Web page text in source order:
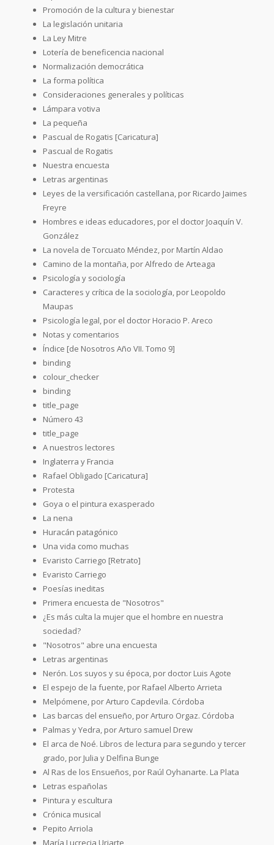
Promoción de la cultura y bienestar
La legislación unitaria
La Ley Mitre
Lotería de beneficencia nacional
Normalización democrática
La forma política
Consideraciones generales y políticas
Lámpara votiva
La pequeña
Pascual de Rogatis [Caricatura]
Pascual de Rogatis
Nuestra encuesta
Letras argentinas
Leyes de la versificación castellana, por Ricardo Jaimes
Freyre
Hombres e ideas educadores, por el doctor Joaquín V.
González
La novela de Torcuato Méndez, por Martín Aldao
Camino de la montaña, por Alfredo de Arteaga
Psicología y sociología
Caracteres y crítica de la sociología, por Leopoldo
Maupas
Psicología legal, por el doctor Horacio P. Areco
Notas y comentarios
Índice [de Nosotros Año VII. Tomo 9]
binding
colour_checker
binding
title_page
Número 43
title_page
A nuestros lectores
Inglaterra y Francia
Rafael Obligado [Caricatura]
Protesta
Goya o el pintura exasperado
La nena
Huracán patagónico
Una vida como muchas
Evaristo Carriego [Retrato]
Evaristo Carriego
Poesías ineditas
Primera encuesta de "Nosotros"
¿Es más culta la mujer que el hombre en nuestra
sociedad?
"Nosotros" abre una encuesta
Letras argentinas
Nerón. Los suyos y su época, por doctor Luis Agote
El espejo de la fuente, por Rafael Alberto Arrieta
Melpómene, por Arturo Capdevila. Córdoba
Las barcas del ensueño, por Arturo Orgaz. Córdoba
Palmas y Yedra, por Arturo samuel Drew
El arca de Noé. Libros de lectura para segundo y tercer
grado, por Julia y Delfina Bunge
Al Ras de los Ensueños, por Raúl Oyhanarte. La Plata
Letras españolas
Pintura y escultura
Crónica musical
Pepito Arriola
María Lucrecia Uriarte